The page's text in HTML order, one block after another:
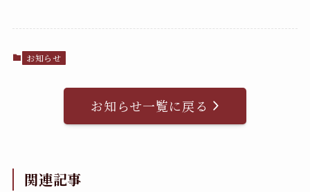
お知らせ
お知らせ一覧に戻る
関連記事